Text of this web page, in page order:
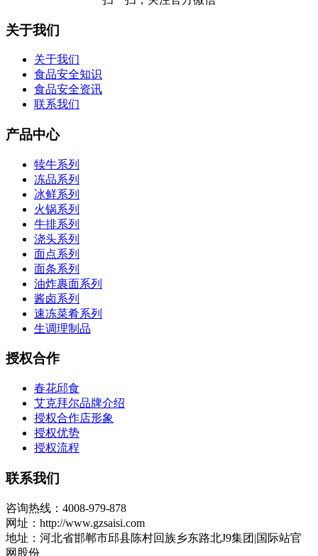
关于我们
关于我们
食品安全知识
食品安全资讯
联系我们
产品中心
犊牛系列
冻品系列
冰鲜系列
火锅系列
牛排系列
浇头系列
面点系列
面条系列
油炸裹面系列
酱卤系列
速冻菜肴系列
生调理制品
授权合作
春花邱食
艾克拜尔品牌介绍
授权合作店形象
授权优势
授权流程
联系我们
咨询热线：4008-979-878
网址：http://www.gzsaisi.com
地址：河北省邯郸市邱县陈村回族乡东路北J9集团|国际站官
网股份